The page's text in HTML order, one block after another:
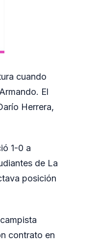
cuando
El
Herrera,
1-0 a
de La
posición
contrato en